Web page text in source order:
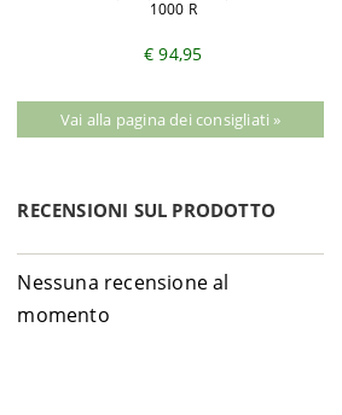
1000 R
€ 94,95
Vai alla pagina dei consigliati »
RECENSIONI SUL PRODOTTO
Nessuna recensione al
momento